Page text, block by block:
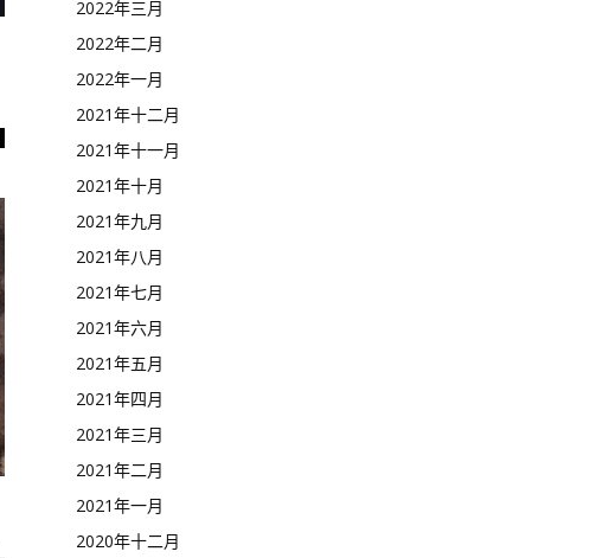
2022年三月
2022年二月
2022年一月
2021年十二月
2021年十一月
2021年十月
2021年九月
2021年八月
2021年七月
2021年六月
2021年五月
2021年四月
2021年三月
2021年二月
2021年一月
2020年十二月